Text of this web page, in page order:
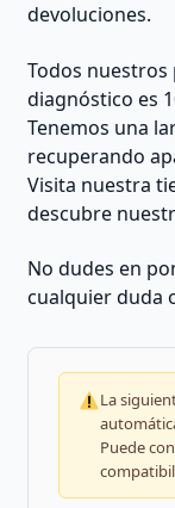
devoluciones.
Todos
diagnóstico es
Tenemos una
recuperando
Visita nuestra
descubre
No dudes en
cualquier duda
La
Puede